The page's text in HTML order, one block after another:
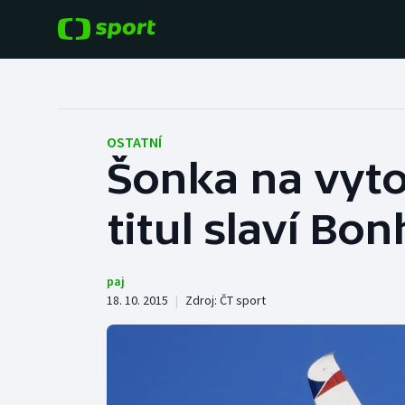
Hokej
Tenis
Cyklistika
Baseball a softbal
Basketbal
Boby a skeleton
Box
OSTATNÍ
Šonka na
titul slaví
paj
18. 10. 2015 | Zdroj: ČT sport